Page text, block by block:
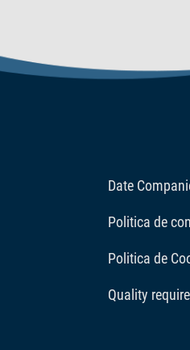
Date
Politica de
Politica de
Quality